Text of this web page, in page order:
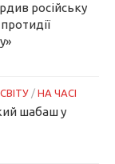
російську
/ НА ЧАСІ
шабаш у